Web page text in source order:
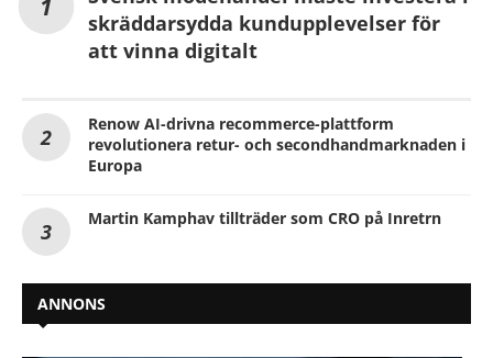
skräddarsydda kundupplevelser för
att vinna digitalt
Renow AI-drivna recommerce-plattform
revolutionera retur- och secondhandmarknaden i
Europa
Martin Kamphav tillträder som CRO på Inretrn
ANNONS